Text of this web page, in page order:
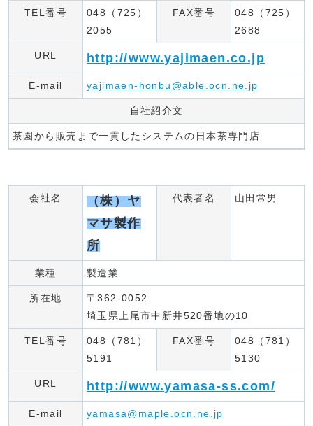
TEL番号
048（725）
2055
FAX番号
048（725）
2688
URL http://www.yajimaen.co.jp
E-mail yajimaen-honbu@able.ocn.ne.jp
自社紹介文
茶園から販売まで一貫したシステムの日本茶専門店
会社名
（株）ヤ
マサ製作
所
代表者名 山田常男
業種 製造業
所在地
〒362-0052
埼玉県上尾市中新井520番地の10
TEL番号
048（781）
5191
FAX番号
048（781）
5130
URL http://www.yamasa-ss.com/
E-mail yamasa@maple.ocn.ne.jp